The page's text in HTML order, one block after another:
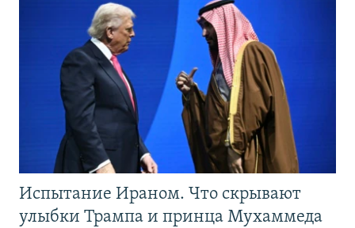
Испытание Ираном. Что скрывают
улыбки Трампа и принца Мухаммеда